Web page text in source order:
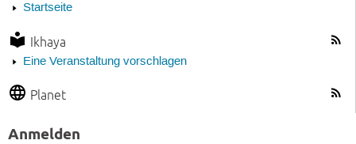
Startseite
Ikhaya
Eine Veranstaltung vorschlagen
Planet
Anmelden